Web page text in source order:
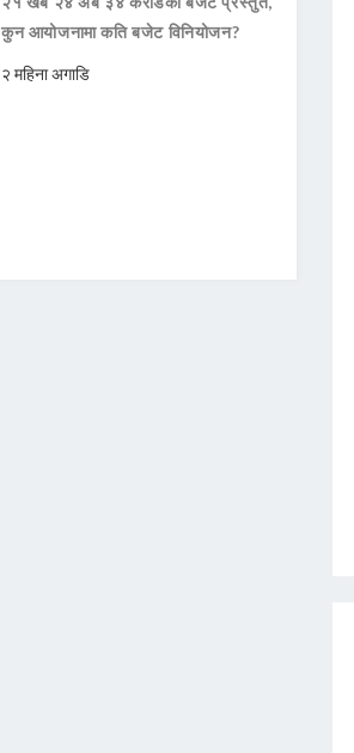
कुन आयोजनामा कति बजेट विनियोजन?
२ महिना अगाडि